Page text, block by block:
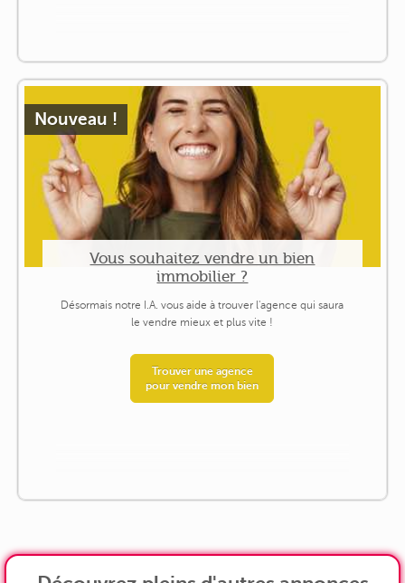
Nouveau !
Vous souhaitez vendre un bien
immobilier ?
Désormais notre I.A. vous aide à trouver l'agence qui saura
le vendre mieux et plus vite !
Trouver une agence
pour vendre mon bien